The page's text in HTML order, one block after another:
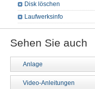
Disk löschen
Laufwerksinfo
Sehen Sie auch
Anlage
Video-Anleitungen